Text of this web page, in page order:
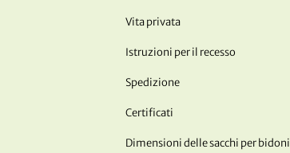
Vita privata
Istruzioni per il recesso
Spedizione
Certificati
Dimensioni delle sacchi per bidoni